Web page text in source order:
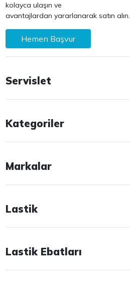
kolayca ulaşın ve
avantajlardan yararlanarak satın alın.
Hemen Başvur
Servislet
Kategoriler
Markalar
Lastik
Lastik Ebatları